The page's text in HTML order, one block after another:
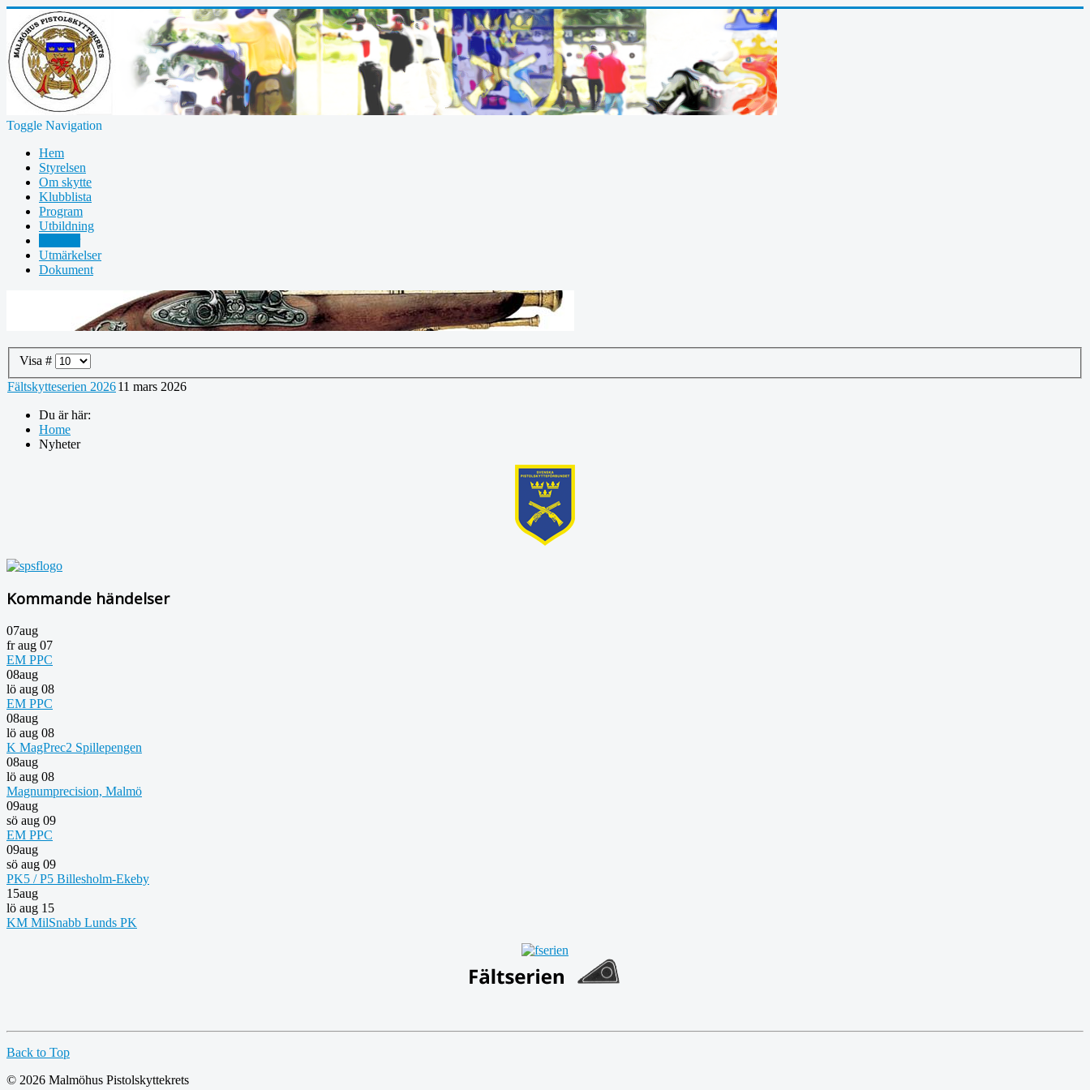
Toggle Navigation
Hem
Styrelsen
Om skytte
Klubblista
Program
Utbildning
Utmärkelser
Dokument
Visa #
Fältskytteserien 202611 mars 2026
Du är här:
Home
Nyheter
Kommande händelser
07aug
fr aug 07
EM PPC
08aug
lö aug 08
EM PPC
08aug
lö aug 08
K MagPrec2 Spillepengen
08aug
lö aug 08
Magnumprecision, Malmö
09aug
sö aug 09
EM PPC
09aug
sö aug 09
PK5 / P5 Billesholm-Ekeby
15aug
lö aug 15
KM MilSnabb Lunds PK
Back to Top
© 2026 Malmöhus Pistolskyttekrets